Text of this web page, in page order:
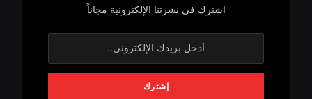
اشترك في نشرتنا الإلكترونية مجاناً